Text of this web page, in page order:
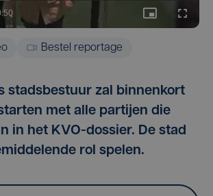
Bestel reportage
stadsbestuur zal binnenkort
met alle partijen die
in het KVO-dossier. De stad
rol spelen.